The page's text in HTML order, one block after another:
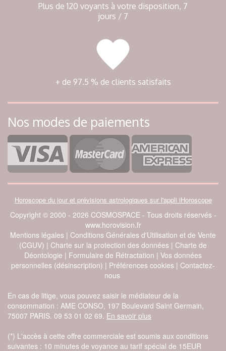
Plus de 120 voyants à votre disposition, 7
jours / 7
+ de 97.5 % de clients satisfaits
Nos modes de paiements
Horoscope du jour et prévisions astrologiques sur l'appli iHoroscope
Copyright © 2000 - 2026 COSMOSPACE - Tous droits réservés -
www.horovision.fr
Mentions légales | Conditions Générales d'Utilisation et de Vente
(CGUV) | Charte sur la protection des données | Charte de
Déontologie | Formulaire de Rétractation | Vos données
personnelles (désinscription) | Préférences cookies | Contactez-
nous
En cas de litige, vous pouvez saisir le médiateur de la
consommation : AME CONSO, 197 Boulevard Saint Germain,
75007 PARIS. 09 53 01 02 69. En savoir plus
(*) L'accès à cette offre commerciale est soumis aux conditions
suivantes : 10 minutes de voyance au tarif spécial de 15EUR
À propos des cookies
En cliquant sur 'Accepter', vous acceptez l'utilisation des cookies ou
une technologie équivalente pour stocker et/ou accéder à des